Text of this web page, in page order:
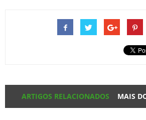
ARTIGOS RELACIONADOS MAIS